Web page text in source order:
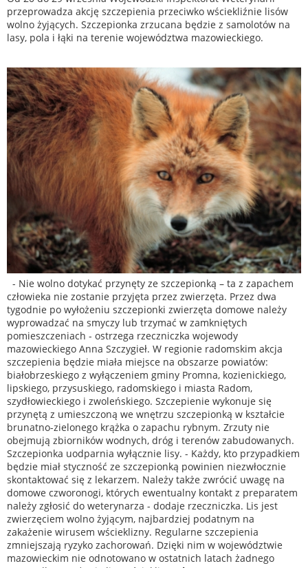
przeprowadza akcję szczepienia przeciwko wściekliźnie lisów
wolno żyjących. Szczepionka zrzucana będzie z samolotów na
lasy, pola i łąki na terenie województwa mazowieckiego.
- Nie wolno dotykać przynęty ze szczepionką – ta z zapachem
człowieka nie zostanie przyjęta przez zwierzęta. Przez dwa
tygodnie po wyłożeniu szczepionki zwierzęta domowe należy
wyprowadzać na smyczy lub trzymać w zamkniętych
pomieszczeniach - ostrzega rzeczniczka wojewody
mazowieckiego Anna Szczygieł. W regionie radomskim akcja
szczepienia będzie miała miejsce na obszarze powiatów:
białobrzeskiego z wyłączeniem gminy Promna, kozienickiego,
lipskiego, przysuskiego, radomskiego i miasta Radom,
szydłowieckiego i zwoleńskiego. Szczepienie wykonuje się
przynętą z umieszczoną we wnętrzu szczepionką w kształcie
brunatno-zielonego krążka o zapachu rybnym. Zrzuty nie
obejmują zbiorników wodnych, dróg i terenów zabudowanych.
Szczepionka uodparnia wyłącznie lisy. - Każdy, kto przypadkiem
będzie miał styczność ze szczepionką powinien niezwłocznie
skontaktować się z lekarzem. Należy także zwrócić uwagę na
domowe czworonogi, których ewentualny kontakt z preparatem
należy zgłosić do weterynarza - dodaje rzeczniczka. Lis jest
zwierzęciem wolno żyjącym, najbardziej podatnym na
zakażenie wirusem wścieklizny. Regularne szczepienia
zmniejszają ryzyko zachorowań. Dzięki nim w województwie
mazowieckim nie odnotowano w ostatnich latach żadnego